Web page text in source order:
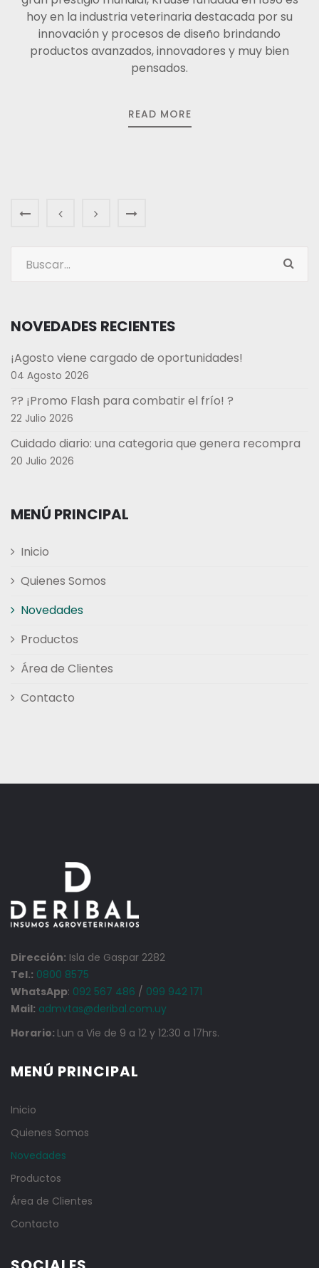
hoy en la industria veterinaria destacada por su
innovación y procesos de diseño brindando
productos avanzados, innovadores y muy bien
pensados.
READ MORE
NOVEDADES RECIENTES
¡Agosto viene cargado de oportunidades!
04 Agosto 2026
?? ¡Promo Flash para combatir el frío! ?
22 Julio 2026
Cuidado diario: una categoria que genera recompra
20 Julio 2026
MENÚ PRINCIPAL
Inicio
Quienes Somos
Novedades
Productos
Área de Clientes
Contacto
Dirección: Isla de Gaspar 2282
Tel.: 0800 8575
WhatsApp: 092 567 486 / 099 942 171
Mail: admvtas@deribal.com.uy
Horario: Lun a Vie de 9 a 12 y 12:30 a 17hrs.
MENÚ PRINCIPAL
Inicio
Quienes Somos
Novedades
Productos
Área de Clientes
Contacto